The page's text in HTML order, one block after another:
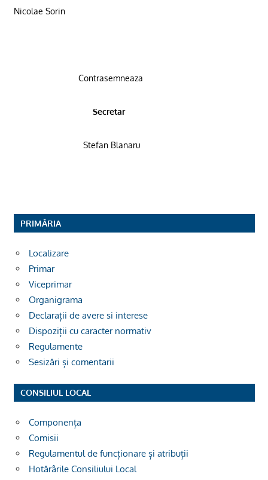
Nicolae Sorin
Contrasemneaza
Secretar
Stefan Blanaru
PRIMĂRIA
Localizare
Primar
Viceprimar
Organigrama
Declarații de avere si interese
Dispoziții cu caracter normativ
Regulamente
Sesizări și comentarii
CONSILIUL LOCAL
Componența
Comisii
Regulamentul de funcționare și atribuții
Hotărârile Consiliului Local